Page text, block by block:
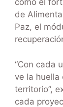
como el
de
Paz, el
“Con cada
ve la huella
territorio”,
cada